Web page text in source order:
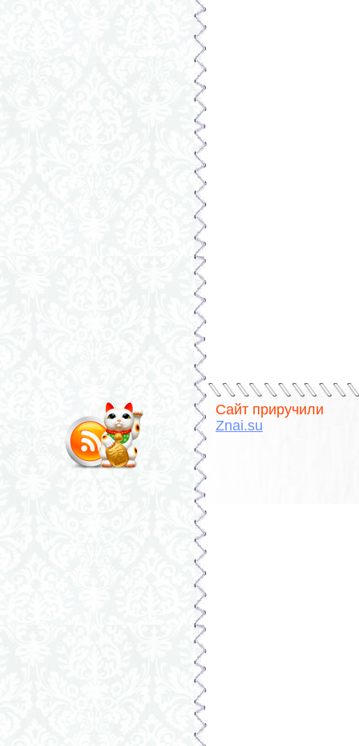
Сайт приручили
Znai.su